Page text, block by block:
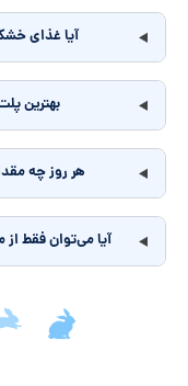
آیا غذای
بهترین
هر روز چه
آیا می‌توان فقط
جمع‌بندی مقاله